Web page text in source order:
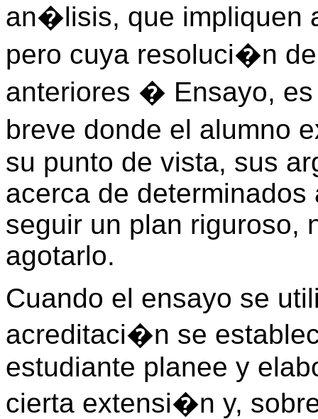
an�lisis, que impliquen
pero cuya resoluci�n
anteriores � Ensayo,
breve donde el alumno
su punto de vista, sus
acerca de
seguir un plan riguroso,
agotarlo.
Cuando el ensayo se
acreditaci�n se
estudiante planee y
cierta extensi�n y,